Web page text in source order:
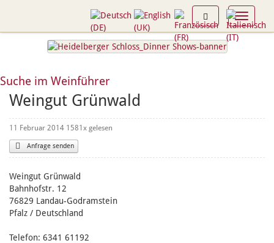
Suche im Weinführer
Weingut Grünwald
11 Februar 2014 1581
Anfrage senden
Weingut Grünwald
Bahnhofstr. 12
76829 Landau-Godramstein
Pfalz / Deutschland
Telefon: 6341 61192
Toggle